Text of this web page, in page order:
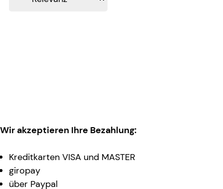
Wir akzeptieren Ihre Bezahlung:
Kreditkarten VISA und MASTER
giropay
über Paypal